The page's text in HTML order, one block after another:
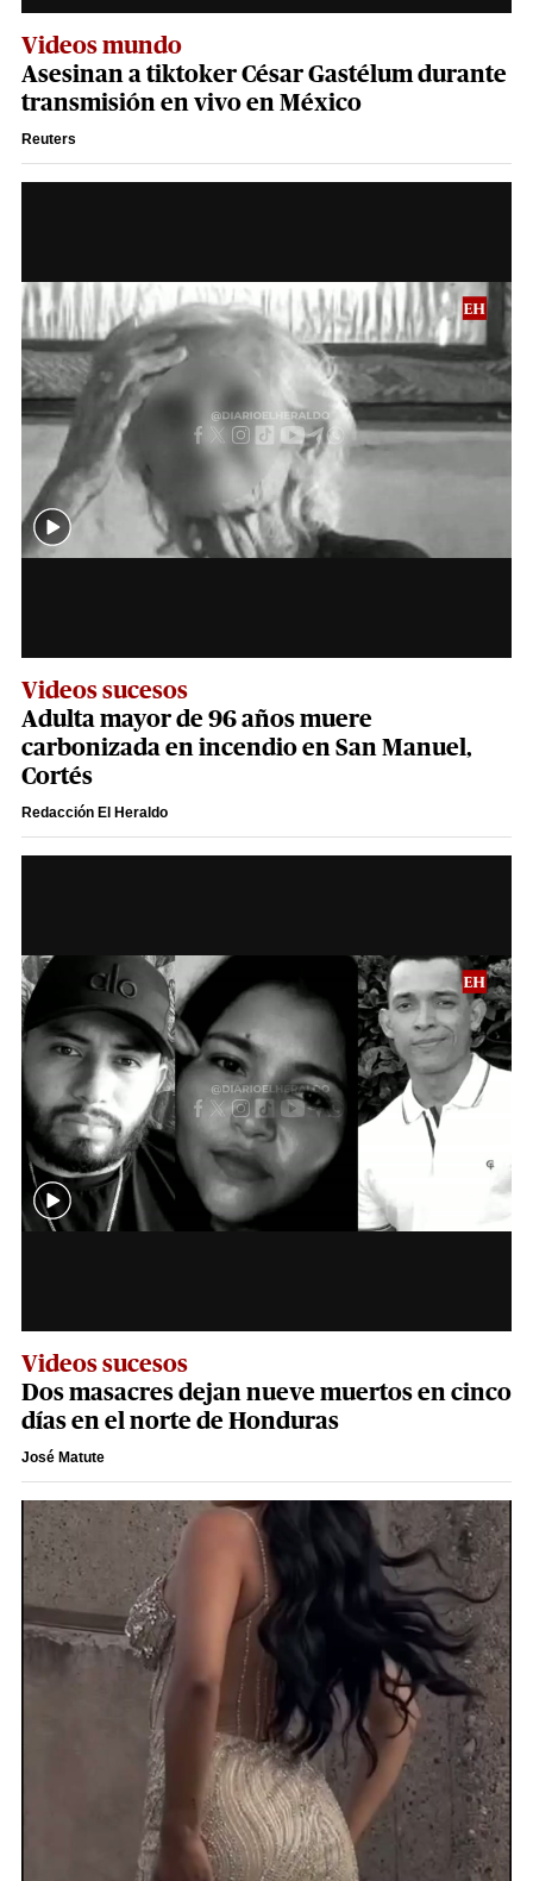
Videos mundo
Asesinan a tiktoker César Gastélum durante
transmisión en vivo en México
Reuters
Videos sucesos
Adulta mayor de 96 años muere
carbonizada en incendio en San Manuel,
Cortés
Redacción El Heraldo
Videos sucesos
Dos masacres dejan nueve muertos en cinco
días en el norte de Honduras
José Matute